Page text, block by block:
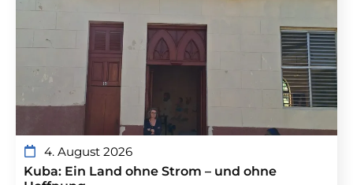
4. August 2026
Kuba: Ein Land ohne Strom – und ohne